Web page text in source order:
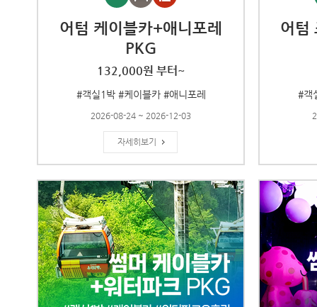
어텀 케이블카+애니포레
PKG
132,000원 부터~
#객실1박 #케이블카 #애니포레
2026-08-24 ~ 2026-12-03
자세히보기
어텀
#객